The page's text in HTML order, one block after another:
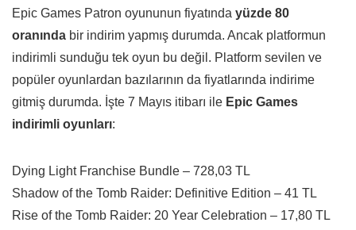
Epic Games Patron oyununun fiyatında yüzde 80
oranında bir indirim yapmış durumda. Ancak platformun
indirimli sunduğu tek oyun bu değil. Platform sevilen ve
popüler oyunlardan bazılarının da fiyatlarında indirime
gitmiş durumda. İşte 7 Mayıs itibarı ile Epic Games
indirimli oyunları:
Dying Light Franchise Bundle – 728,03 TL
Shadow of the Tomb Raider: Definitive Edition – 41 TL
Rise of the Tomb Raider: 20 Year Celebration – 17,80 TL